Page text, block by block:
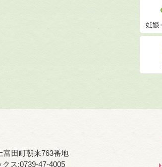
富田町朝来763番地
ス:0739-47-4005